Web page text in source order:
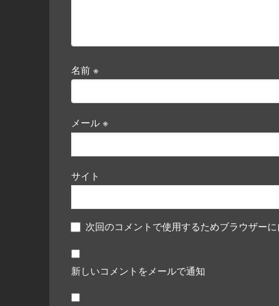
名前※
メール※
サイト
次回のコメントで使用するためブラウザー
新しいコメントをメールで通知